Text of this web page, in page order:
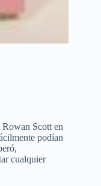
Scott en
podían
cualquier